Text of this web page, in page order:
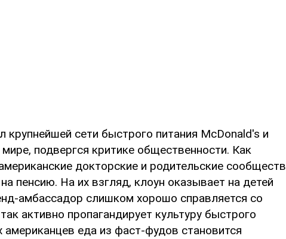
сети быстрого питания McDonald's и
подвергся критике общественности. Как
докторские и родительские
пенсию. На их взгляд, клоун оказывает на детей
амбассадор слишком хорошо справляется со
активно пропагандирует культуру быстрого
американцев еда из фаст-фудов становится